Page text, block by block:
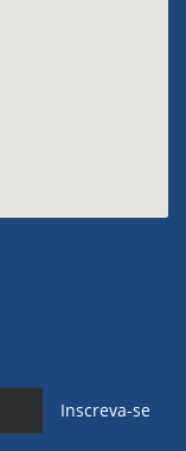
Inscreva-se